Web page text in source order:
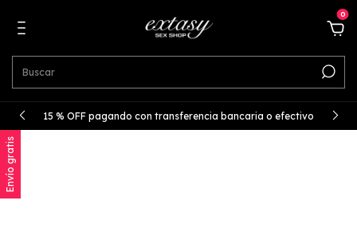
0
15 % OFF pagando con transferencia bancaria o efectivo
Envío gratis